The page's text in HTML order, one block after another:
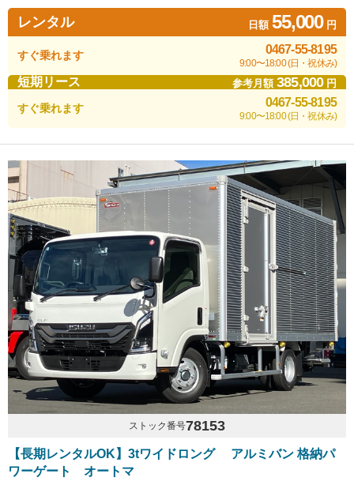
レンタル 日額55,000円
すぐ乗れます 0467-55-8195
9:00〜18:00 (日・祝休み)
短期リース 参考月額385,000円
すぐ乗れます 0467-55-8195
9:00〜18:00 (日・祝休み)
ストック番号78153
【長期レンタルOK】3tワイドロング アルミバン 格納パ
ワーゲート オートマ